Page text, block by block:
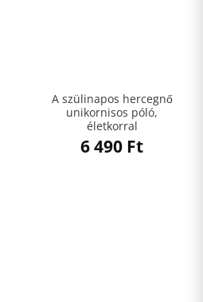
A szülinapos hercegnő
unikornisos póló,
életkorral
6 490 Ft